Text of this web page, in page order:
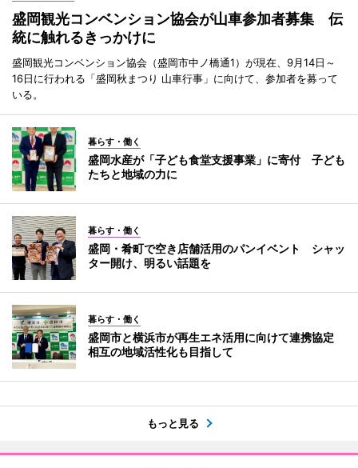
盛岡観光コンベンション協会が山車参加者募集 伝
統に触れるきっかけに
盛岡観光コンベンション協会（盛岡市中ノ橋通1）が現在、9月14日～
16日に行われる「盛岡秋まつり 山車行事」に向けて、参加者を募って
いる。
暮らす・働く
盛岡水産が「子ども食堂支援事業」に寄付 子ども
たちと地域の力に
暮らす・働く
盛岡・肴町で空き店舗活用のパンイベント シャッ
ター開け、明るい話題を
暮らす・働く
盛岡市と横浜市が再生エネ活用に向けて連携協定
相互の地域活性化も目指して
もっと見る